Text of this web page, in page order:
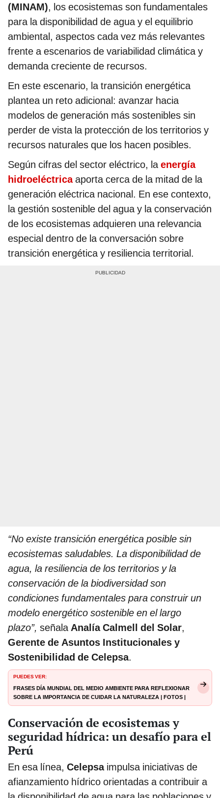
(MINAM), los ecosistemas son fundamentales
para la disponibilidad de agua y el equilibrio
ambiental, aspectos cada vez más relevantes
frente a escenarios de variabilidad climática y
demanda creciente de recursos.
En este escenario, la transición energética
plantea un reto adicional: avanzar hacia
modelos de generación más sostenibles sin
perder de vista la protección de los territorios y
recursos naturales que los hacen posibles.
Según cifras del sector eléctrico, laenergía
hidroeléctricaaporta cerca de la mitad de la
generación eléctrica nacional. En ese contexto,
la gestión sostenible del agua y la conservación
de los ecosistemas adquieren una relevancia
especial dentro de la conversación sobre
transición energética y resiliencia territorial.
“No existe transición energética posible sin
ecosistemas saludables. La disponibilidad de
agua, la resiliencia de los territorios y la
conservación de la biodiversidad son
condiciones fundamentales para construir un
modelo energético sostenible en el largo
plazo”, señalaAnalía Calmell del Solar,
Gerente de Asuntos Institucionales y
Sostenibilidad de Celepsa.
PUEDES VER:
Frases Día Mundial del Medio Ambiente para reflexionar
sobre la importancia de cuidar la naturaleza | Fotos |
Mundo | La República
Conservación de ecosistemas y
seguridad hídrica: un desafío para el
Perú
En esa línea, Celepsaimpulsa iniciativas de
afianzamiento hídrico orientadas a contribuir a